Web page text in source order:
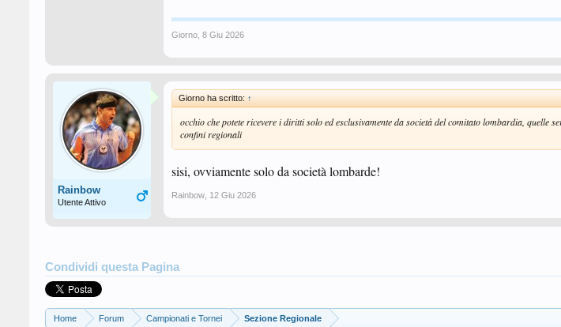
Giorno 8 Giu 2026
Rainbow
Utente Attivo
Giorno ha scritto: ↑
occhio che potete ricevere i diritti solo ed esclusivamente da società del comitato lombardia, quelle
confini regionali
sisi, ovviamente solo da società lombarde!
Rainbow 12 Giu 2026
Condividi questa Pagina
Home Forum Campionati e Tornei Sezione Regionale